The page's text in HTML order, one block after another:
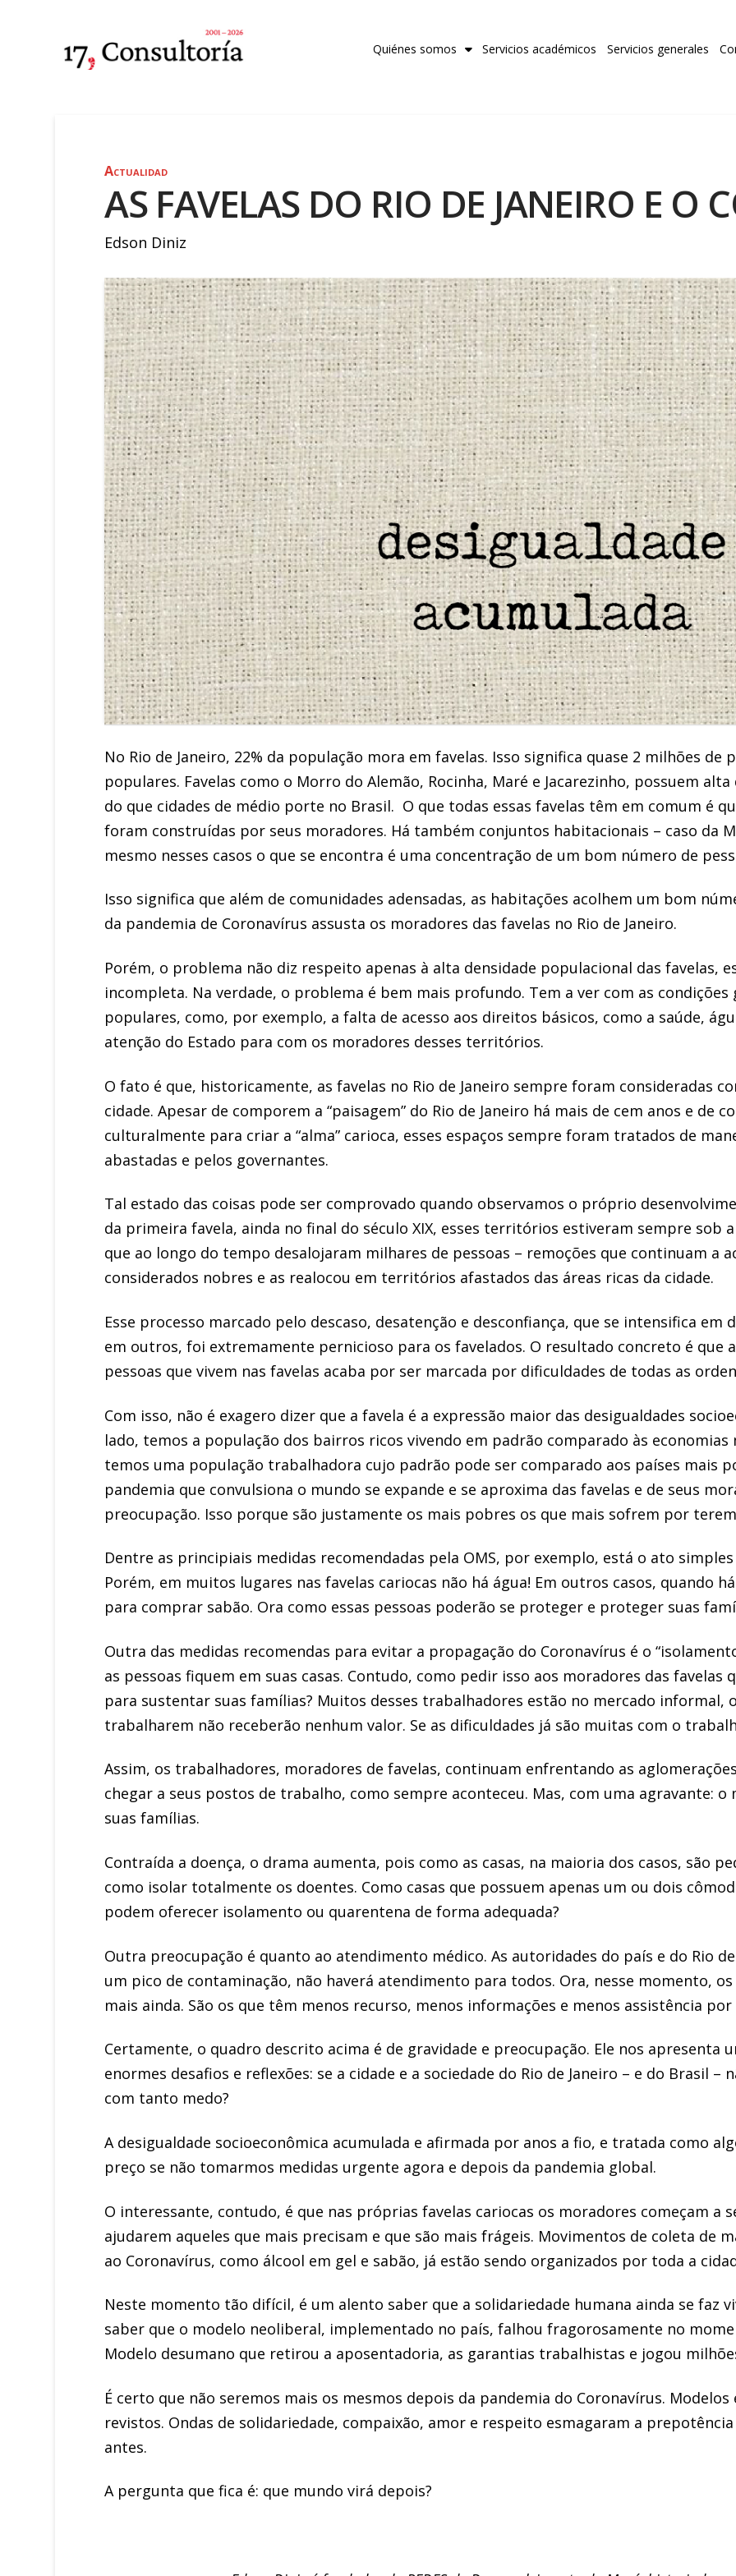
Quiénes somos Servicios académicos Servicios generales
Actualidad
AS FAVELAS DO RIO DE JANEIRO E O
Edson Diniz
No Rio de Janeiro, 22% da população mora em favelas. Isso significa quase 2 milhões
populares. Favelas como o Morro do Alemão, Rocinha, Maré e Jacarezinho, possuem
do que cidades de médio porte no Brasil. O que todas essas favelas têm em comum é
foram construídas por seus moradores. Há também conjuntos habitacionais – caso da
mesmo nesses casos o que se encontra é uma concentração de um bom número de
Isso significa que além de comunidades adensadas, as habitações acolhem um bom
da pandemia de Coronavírus assusta os moradores das favelas no Rio de Janeiro.
Porém, o problema não diz respeito apenas à alta densidade populacional das favelas,
incompleta. Na verdade, o problema é bem mais profundo. Tem a ver com as condições
populares, como, por exemplo, a falta de acesso aos direitos básicos, como a saúde,
atenção do Estado para com os moradores desses territórios.
O fato é que, historicamente, as favelas no Rio de Janeiro sempre foram consideradas
cidade. Apesar de comporem a “paisagem” do Rio de Janeiro há mais de cem anos e de
culturalmente para criar a “alma” carioca, esses espaços sempre foram tratados de
abastadas e pelos governantes.
Tal estado das coisas pode ser comprovado quando observamos o próprio
da primeira favela, ainda no final do século XIX, esses territórios estiveram sempre sob
que ao longo do tempo desalojaram milhares de pessoas – remoções que continuam a
considerados nobres e as realocou em territórios afastados das áreas ricas da cidade.
Esse processo marcado pelo descaso, desatenção e desconfiança, que se intensifica
em outros, foi extremamente pernicioso para os favelados. O resultado concreto é que
pessoas que vivem nas favelas acaba por ser marcada por dificuldades de todas as
Com isso, não é exagero dizer que a favela é a expressão maior das desigualdades
lado, temos a população dos bairros ricos vivendo em padrão comparado às
temos uma população trabalhadora cujo padrão pode ser comparado aos países mais
pandemia que convulsiona o mundo se expande e se aproxima das favelas e de seus
preocupação. Isso porque são justamente os mais pobres os que mais sofrem por
Dentre as principiais medidas recomendadas pela OMS, por exemplo, está o ato
Porém, em muitos lugares nas favelas cariocas não há água! Em outros casos, quando
para comprar sabão. Ora como essas pessoas poderão se proteger e proteger suas
Outra das medidas recomendas para evitar a propagação do Coronavírus é o
as pessoas fiquem em suas casas. Contudo, como pedir isso aos moradores das
para sustentar suas famílias? Muitos desses trabalhadores estão no mercado informal,
trabalharem não receberão nenhum valor. Se as dificuldades já são muitas com o
Assim, os trabalhadores, moradores de favelas, continuam enfrentando as
chegar a seus postos de trabalho, como sempre aconteceu. Mas, com uma agravante:
suas famílias.
Contraída a doença, o drama aumenta, pois como as casas, na maioria dos casos, são
como isolar totalmente os doentes. Como casas que possuem apenas um ou dois
podem oferecer isolamento ou quarentena de forma adequada?
Outra preocupação é quanto ao atendimento médico. As autoridades do país e do Rio
um pico de contaminação, não haverá atendimento para todos. Ora, nesse momento,
mais ainda. São os que têm menos recurso, menos informações e menos assistência
Certamente, o quadro descrito acima é de gravidade e preocupação. Ele nos apresenta
enormes desafios e reflexões: se a cidade e a sociedade do Rio de Janeiro – e do Brasil
com tanto medo?
A desigualdade socioeconômica acumulada e afirmada por anos a fio, e tratada como
preço se não tomarmos medidas urgente agora e depois da pandemia global.
O interessante, contudo, é que nas próprias favelas cariocas os moradores começam a
ajudarem aqueles que mais precisam e que são mais frágeis. Movimentos de coleta de
ao Coronavírus, como álcool em gel e sabão, já estão sendo organizados por toda a
Neste momento tão difícil, é um alento saber que a solidariedade humana ainda se faz
saber que o modelo neoliberal, implementado no país, falhou fragorosamente no
Modelo desumano que retirou a aposentadoria, as garantias trabalhistas e jogou
É certo que não seremos mais os mesmos depois da pandemia do Coronavírus.
revistos. Ondas de solidariedade, compaixão, amor e respeito esmagaram a
antes.
A pergunta que fica é: que mundo virá depois?